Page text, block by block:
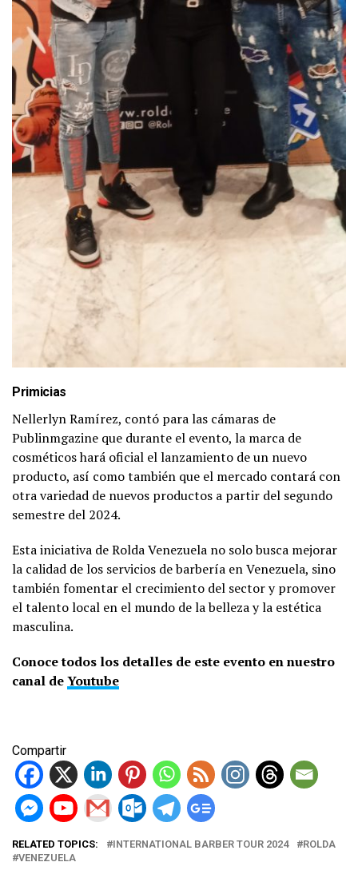
Primicias
Nellerlyn Ramírez, contó para las cámaras de
Publinmgazine que durante el evento, la marca de
cosméticos hará oficial el lanzamiento de un nuevo
producto, así como también que el mercado contará con
otra variedad de nuevos productos a partir del segundo
semestre del 2024.
Esta iniciativa de Rolda Venezuela no solo busca mejorar
la calidad de los servicios de barbería en Venezuela, sino
también fomentar el crecimiento del sector y promover
el talento local en el mundo de la belleza y la estética
masculina.
Conoce todos los detalles de este evento en nuestro
canal deYoutube
Compartir
RELATED TOPICS: INTERNATIONAL BARBER TOUR 2024
ROLDA
VENEZUELA